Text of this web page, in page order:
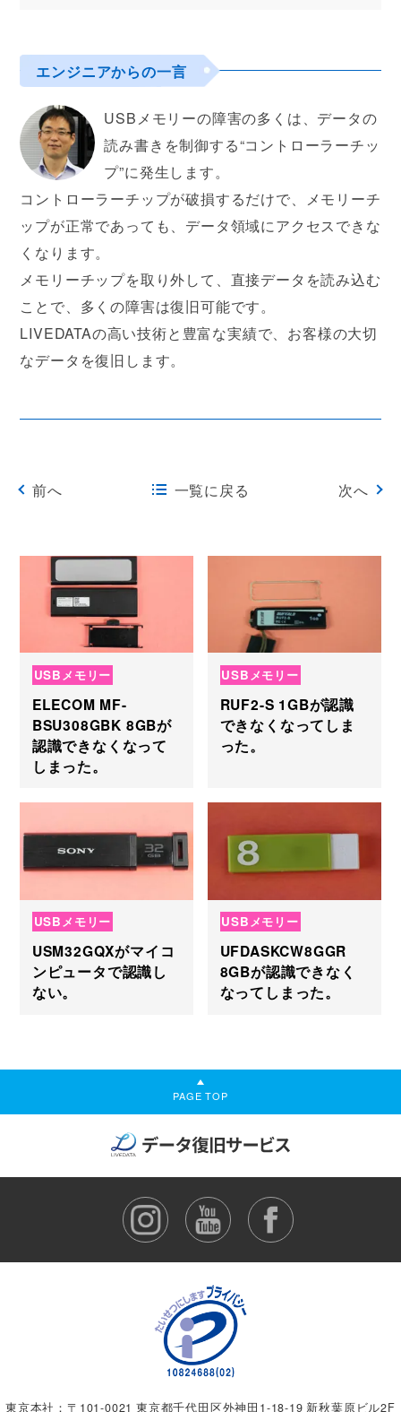
エンジニアからの一言
USBメモリーの障害の多くは、データの
読み書きを制御する“コントローラーチッ
プ”に発生します。
コントローラーチップが破損するだけで、メモリーチ
ップが正常であっても、データ領域にアクセスできな
くなります。
メモリーチップを取り外して、直接データを読み込む
ことで、多くの障害は復旧可能です。
LIVEDATAの高い技術と豊富な実績で、お客様の大切
なデータを復旧します。
前へ 一覧に戻る 次へ
USBメモリー
ELECOM MF-
BSU308GBK 8GBが
認識できなくなって
しまった。
USBメモリー
RUF2-S 1GBが認識
できなくなってしま
った。
USBメモリー
USM32GQXがマイコ
ンピュータで認識し
ない。
USBメモリー
UFDASKCW8GGR
8GBが認識できなく
なってしまった。
PAGE TOP
東京本社：〒101-0021 東京都千代田区外神田1-18-19 新秋葉原ビル2F